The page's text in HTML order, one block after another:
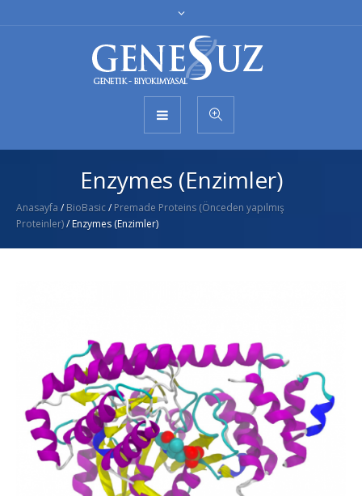
Enzymes (Enzimler)
Anasayfa / BioBasic/ Premade Proteins (Önceden yapılmış
Proteinler)/ Enzymes (Enzimler)